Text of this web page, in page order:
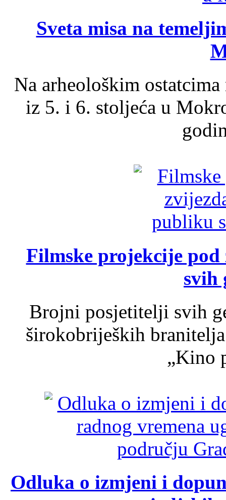
Sveta misa na
Na arheološkim
iz 5. i 6. stoljeća u
Filmske projekcije
svih
Brojni posjetitelji svih
širokobrijeških
„Kino
Odluka o izmjeni i